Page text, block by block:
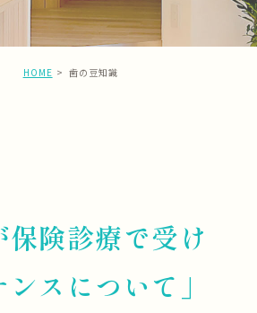
HOME 歯の豆知識
保険診療で受け
スについて」